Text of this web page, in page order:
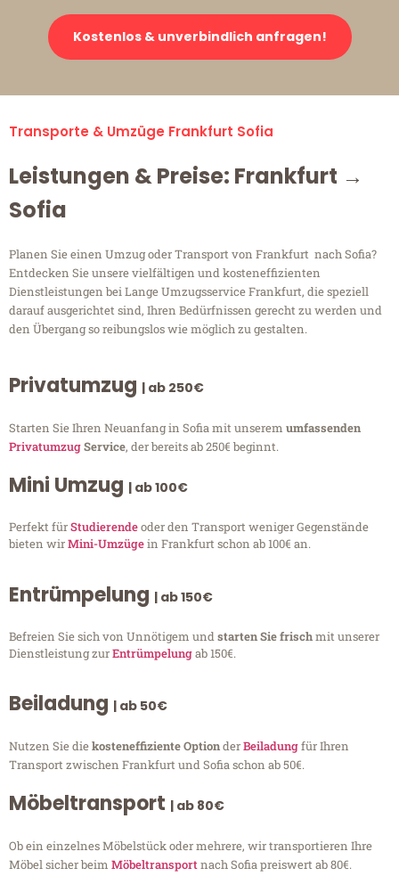
Kostenlos & unverbindlich anfragen!
Transporte & Umzüge Frankfurt Sofia
Leistungen & Preise: Frankfurt →
Sofia
Planen Sie einen Umzug oder Transport von Frankfurt nach Sofia?
Entdecken Sie unsere vielfältigen und kosteneffizienten
Dienstleistungen bei Lange Umzugsservice Frankfurt, die speziell
darauf ausgerichtet sind, Ihren Bedürfnissen gerecht zu werden und
den Übergang so reibungslos wie möglich zu gestalten.
Privatumzug | ab 250€
Starten Sie Ihren Neuanfang in Sofia mit unserem umfassenden
PrivatumzugService, der bereits ab 250€ beginnt.
Mini Umzug | ab 100€
Perfekt fürStudierendeoder den Transport weniger Gegenstände
bieten wirMini-Umzügein Frankfurt schon ab 100€ an.
Entrümpelung | ab 150€
Befreien Sie sich von Unnötigem undstarten Sie frischmit unserer
Dienstleistung zurEntrümpelungab 150€.
Beiladung | ab 50€
Nutzen Sie diekosteneffiziente OptionderBeiladungfür Ihren
Transport zwischen Frankfurt und Sofia schon ab 50€.
Möbeltransport | ab 80€
Ob ein einzelnes Möbelstück oder mehrere, wir transportieren Ihre
Möbel sicher beim Möbeltransportnach Sofia preiswert ab 80€.